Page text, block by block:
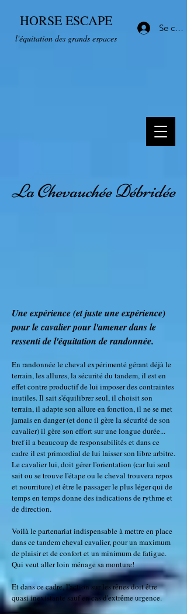
HORSE ESCAPE
l'équitation des grands espaces
Se
La ChevauchéeDébridée
Une expérience (et juste une expérience)
pour le cavalier pour l'amener dans le
ressenti de l'équitation de randonnée.
En randonnée le cheval expérimenté gérant déjà le
terrain, les allures, la sécurité du tandem, il est en
effet contre productif de lui imposer des contraintes
inutiles. Il sait s'équilibrer seul, il choisit son
terrain, il adapte son allure en fonction, il ne se met
jamais en danger (et donc il gère la sécurité de son
cavalier) il gère son effort sur une longue durée...
bref il a beaucoup de responsabilités et dans ce
cadre il est primordial de lui laisser son libre arbitre.
Le cavalier lui, doit gérer l'orientation (car lui seul
sait ou se trouve l'étape ou le cheval trouvera repos
et nourriture) et être le passager le plus léger qui de
temps en temps donne des indications de rythme et
de direction.
Voilà le partenariat indispensable à mettre en place
dans ce tandem cheval cavalier, pour un maximum
de plaisir et de confort et un minimum de fatigue.
Qui veut aller loin ménage sa monture!
Et dans ce cadre, l'action sur les rênes doit être
quasi inexistante sauf en cas d'extrêmeurgence.